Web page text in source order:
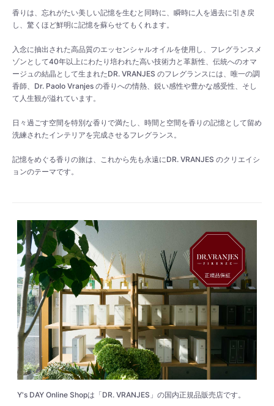
香りは、忘れがたい美しい記憶を生むと同時に、瞬時に人を過去に引き戻
し、驚くほど鮮明に記憶を蘇らせてもくれます。
入念に抽出された高品質のエッセンシャルオイルを使用し、フレグランスメ
ゾンとして40年以上にわたり培われた高い技術力と革新性、伝統へのオマ
ージュの結晶として生まれたDR. VRANJES のフレグランスには、唯一の調
香師、Dr. Paolo Vranjes の香りへの情熱、鋭い感性や豊かな感受性、そし
て人生観が溢れています。
日々過ごす空間を特別な香りで満たし、時間と空間を香りの記憶として留め
洗練されたインテリアを完成させるフレグランス。
記憶をめぐる香りの旅は、これから先も永遠にDR. VRANJES のクリエイシ
ョンのテーマです。
Y's DAY Online Shopは「DR. VRANJES」の国内正規品販売店です。